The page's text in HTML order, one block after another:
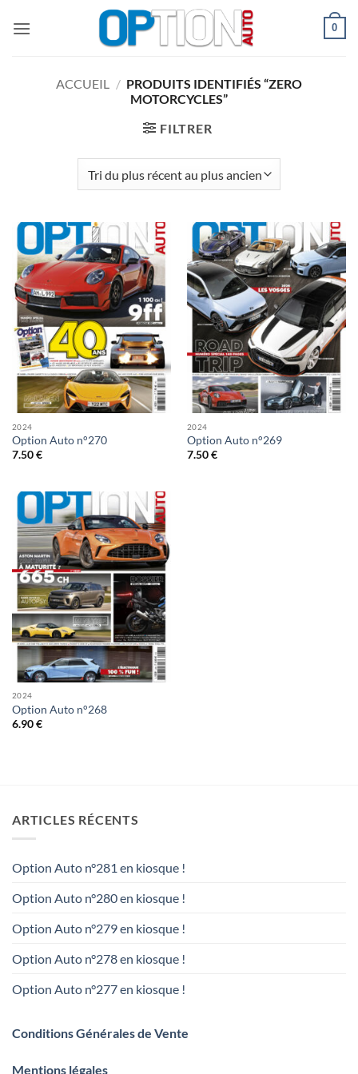
0
ACCUEIL / PRODUITS IDENTIFIÉS “ZERO
MOTORCYCLES”
FILTRER
2024
Option Auto n°270
7.50€
2024
Option Auto n°269
7.50€
2024
Option Auto n°268
6.90€
ARTICLES RÉCENTS
Option Auto n°281 en kiosque !
Option Auto n°280 en kiosque !
Option Auto n°279 en kiosque !
Option Auto n°278 en kiosque !
Option Auto n°277 en kiosque !
Conditions Générales de Vente
Mentions légales